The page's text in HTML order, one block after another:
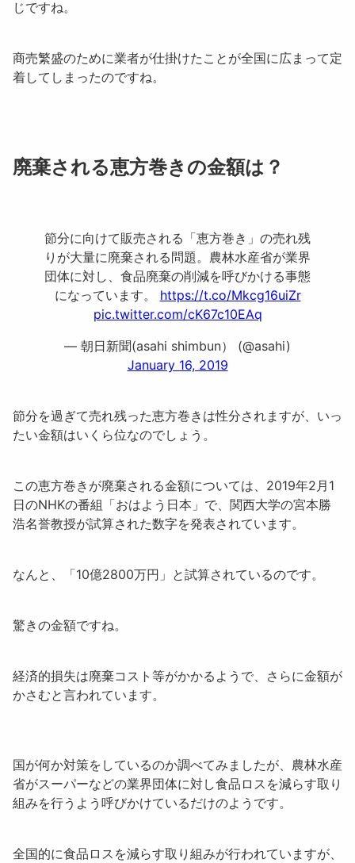
じですね。
商売繁盛のために業者が仕掛けたことが全国に広まって定
着してしまったのですね。
廃棄される恵方巻きの金額は？
節分に向けて販売される「恵方巻き」の売れ残
りが大量に廃棄される問題。農林水産省が業界
団体に対し、食品廃棄の削減を呼びかける事態
になっています。 https://t.co/Mkcg16uiZr
pic.twitter.com/cK67c10EAq
— 朝日新聞(asahi shimbun） (@asahi)
January 16, 2019
節分を過ぎて売れ残った恵方巻きは性分されますが、いっ
たい金額はいくら位なのでしょう。
この恵方巻きが廃棄される金額については、2019年2月1
日のNHKの番組「おはよう日本 」で、関西大学の宮本勝
浩名誉教授が試算された数字を発表されています。
なんと、「10億2800万円 」と試算されているのです。
驚きの金額ですね。
経済的損失は廃棄コスト等がかかるようで、さらに金額が
かさむと言われています。
国が何か対策をしているのか調べてみましたが、農林水産
省がスーパーなどの業界団体に対し食品ロスを減らす取り
組みを行うよう呼びかけているだけのようです。
全国的に食品ロスを減らす取り組みが行われていますが、